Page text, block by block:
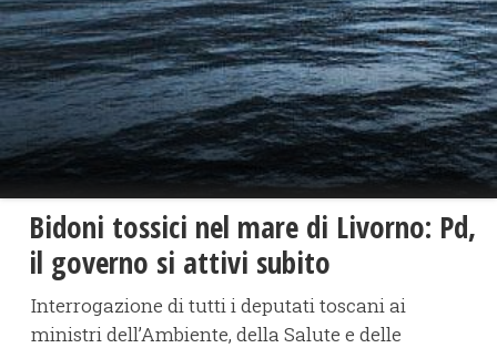
Bidoni tossici nel mare di Livorno: Pd,
il governo si attivi subito
Interrogazione di tutti i deputati toscani ai
ministri dell’Ambiente, della Salute e delle